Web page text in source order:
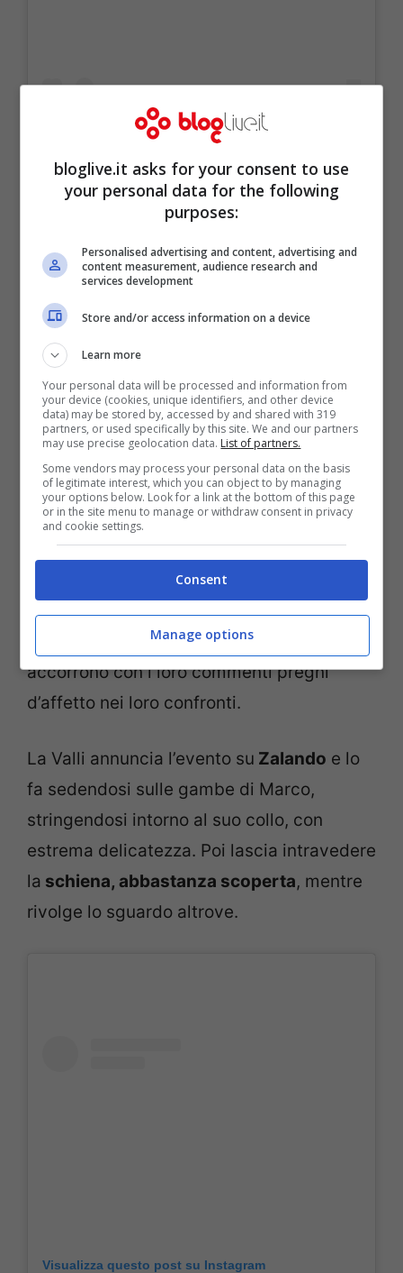
Un post condiviso da BEATRICE VALLI (@vallibeatrice)
Il lungo abbraccio è per il suo, anzi, con il
. I due sembrano
davvero felici insieme, come fanno notare
la maggior parte dei follower che
accorrono con i loro commenti pregni
d’affetto nei loro confronti.
La Valli annuncia l’evento su Zalando e lo
fa sedendosi sulle gambe di Marco,
stringendosi intorno al suo collo, con
estrema delicatezza. Poi lascia intravedere
la schiena, abbastanza scoperta, mentre
rivolge lo sguardo altrove.
Visualizza questo post su Instagram
bloglive.it asks for your consent to use
your personal data for the following
purposes:
Personalised advertising and content, advertising and
content measurement, audience research and
services development
Store and/or access information on a device
Learn more
Your personal data will be processed and information from
your device (cookies, unique identifiers, and other device
data) may be stored by, accessed by and shared with 319
partners, or used specifically by this site. We and our partners
may use precise geolocation data. List of partners.
Some vendors may process your personal data on the basis
of legitimate interest, which you can object to by managing
your options below. Look for a link at the bottom of this page
or in the site menu to manage or withdraw consent in privacy
and cookie settings.
Consent
Manage options